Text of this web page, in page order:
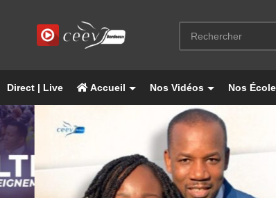
Direct | Live Accueil Nos Vidéos Nos